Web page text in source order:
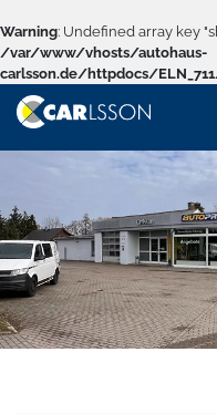
Warning: Undefined array key
/var/www/vhosts/autohaus-
carlsson.de/httpdocs/